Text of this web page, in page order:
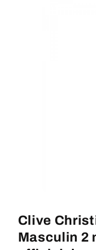
Clive
Masculin 2